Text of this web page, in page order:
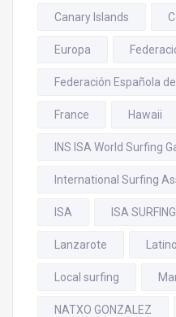
Canary Islands
Europa
Federación Española
France Hawaii
INS ISA World Surfing
International Surfing
ISA ISA SURFING
Lanzarote
Local surfing
NATXO GONZALEZ